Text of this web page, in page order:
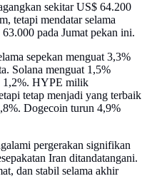
sekitar US$ 64.200
tetapi mendatar selama
pada Jumat pekan ini.
sepekan menguat 3,3%
Solana menguat 1,5%
1,2%. HYPE milik
tetap menjadi yang terbaik
Dogecoin turun 4,9%
pergerakan signifikan
Iran ditandatangani.
dan stabil selama akhir